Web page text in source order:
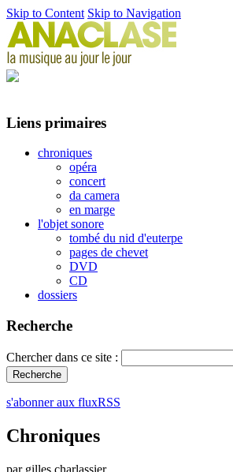
Skip to Content Skip to Navigation
Liens primaires
chroniques
opéra
concert
da camera
en marge
l'objet sonore
tombé du nid d'euterpe
pages de chevet
DVD
CD
dossiers
Recherche
Chercher dans ce site :
s'abonner aux fluxRSS
Chroniques
par gilles charlassier